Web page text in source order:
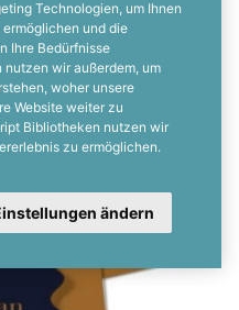
Technologien, um Ihnen
und die
Ihre Bedürfnisse
wir außerdem, um
woher unsere
Website weiter zu
Bibliotheken nutzen wir
zu ermöglichen.
ändern